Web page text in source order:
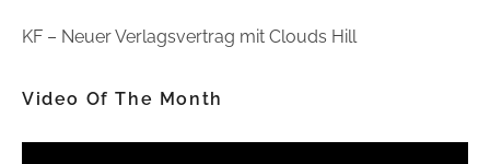
KF – Neuer Verlagsvertrag mit Clouds Hill
Video Of The Month